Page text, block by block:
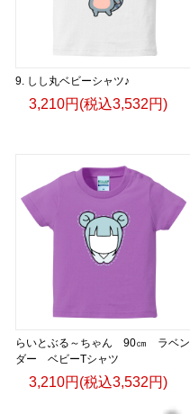
9. しし丸ベビーシャツ♪
3,210円(税込3,532円)
らいとぶる～ちゃん 90㎝ ラベン
ダー ベビーTシャツ
3,210円(税込3,532円)